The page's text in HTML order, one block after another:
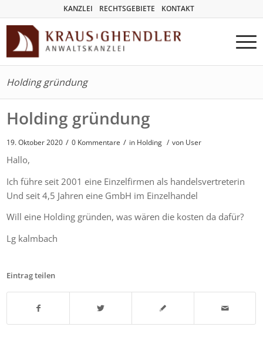
KANZLEI RECHTSGEBIETE KONTAKT
Holding gründung
Holding gründung
19. Oktober 2020 / 0 Kommentare / in Holding / von User
Hallo,
Ich führe seit 2001 eine Einzelfirmen als handelsvertreterin
Und seit 4,5 Jahren eine GmbH im Einzelhandel
Will eine Holding gründen, was wären die kosten da dafür?
Lg kalmbach
Eintrag teilen